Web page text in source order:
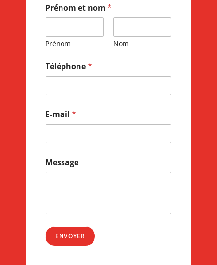
Prénom et nom *
Prénom Nom
Téléphone*
E-mail *
Message
ENVOYER